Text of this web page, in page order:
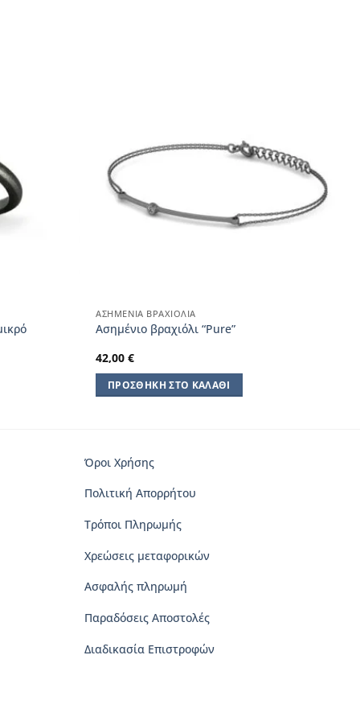
ΑΣΗΜΈΝΙΑ ΒΡΑΧΙΌΛΙΑ
Aσημένιο βραχιόλι “Pure”
42,00€
ΠΡΟΣΘΉΚΗ ΣΤΟ ΚΑΛΆΘΙ
Όροι Χρήσης
Πολιτική Απορρήτου
Τρόποι Πληρωμής
Χρεώσεις μεταφορικών
Ασφαλής πληρωμή
Παραδόσεις Αποστολές
Διαδικασία Επιστροφών